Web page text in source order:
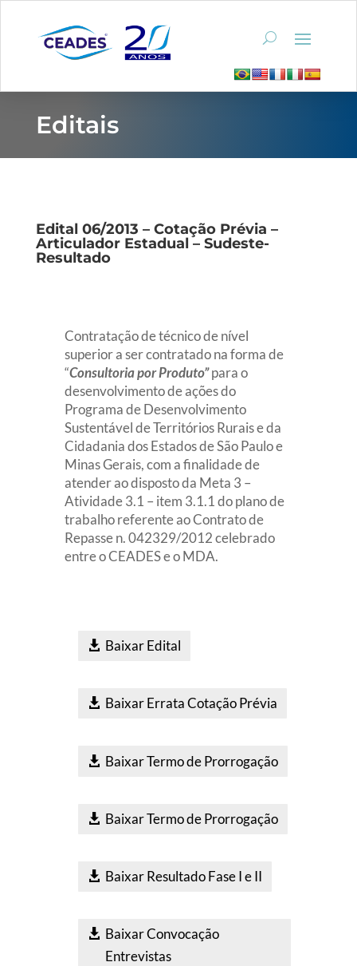
Editais
Edital 06/2013 – Cotação Prévia –
Articulador Estadual – Sudeste-
Resultado
Contratação de técnico de nível
superior a ser contratado na forma de
“Consultoria por Produto”para o
desenvolvimento de ações do
Programa de Desenvolvimento
Sustentável de Territórios Rurais e da
Cidadania dos Estados de São Paulo e
Minas Gerais, com a finalidade de
atender ao disposto da Meta 3 –
Atividade 3.1 – item 3.1.1 do plano de
trabalho referente ao Contrato de
Repasse n. 042329/2012 celebrado
entre o CEADES e o MDA.
Baixar Edital
Baixar Errata Cotação Prévia
Baixar Termo de Prorrogação
Baixar Termo de Prorrogação
Baixar Resultado Fase I e II
Baixar Convocação
Entrevistas